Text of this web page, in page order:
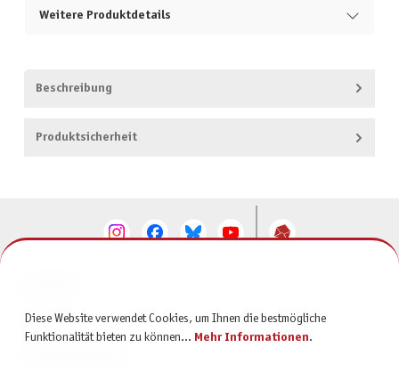
Weitere Produktdetails
Beschreibung
Produktsicherheit
SERVICE
Diese Website verwendet Cookies, um Ihnen die bestmögliche
Funktionalität bieten zu können... Mehr Informationen.